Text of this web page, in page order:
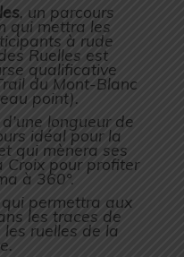
, un parcours
qui mettra les
à rude
Ruelles est
qualificative
du Mont-Blanc
point).
longueur de
idéal pour la
qui mènera ses
Croix pour profiter
à 360°.
qui permettra aux
les traces de
ruelles de la